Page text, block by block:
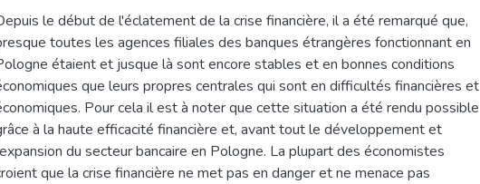
le début de l'éclatement de la crise financière, il a été remarqué que,
toutes les agences filiales des banques étrangères fonctionnant en
étaient et jusque là sont encore stables et en bonnes conditions
que leurs propres centrales qui sont en difficultés financières et
Pour cela il est à noter que cette situation a été rendu possible
à la haute efficacité financière et, avant tout le développement et
du secteur bancaire en Pologne. La plupart des économistes
que la crise financière ne met pas en danger et ne menace pas